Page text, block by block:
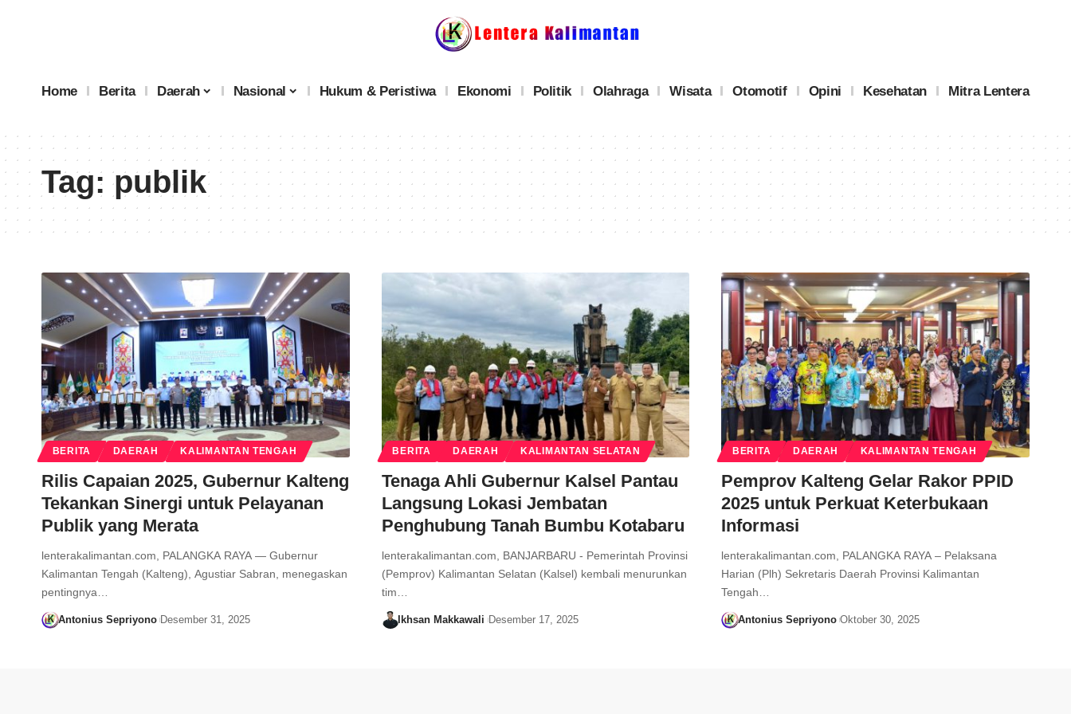
Home Berita Daerah Nasional Hukum & Peristiwa Ekonomi Politik Olahraga Wisata Otomotif Opini Kesehatan Mitra Lentera
Tag:publik
BERITA DAERAH KALIMANTAN TENGAH
Rilis Capaian 2025, Gubernur Kalteng
Tekankan Sinergi untuk Pelayanan
Publik yang Merata
lenterakalimantan.com, PALANGKA RAYA — Gubernur
Kalimantan Tengah (Kalteng), Agustiar Sabran, menegaskan
pentingnya…
Antonius Sepriyono Desember 31, 2025
BERITA DAERAH KALIMANTAN SELATAN
Tenaga Ahli Gubernur Kalsel Pantau
Langsung Lokasi Jembatan
Penghubung Tanah Bumbu Kotabaru
lenterakalimantan.com, BANJARBARU - Pemerintah Provinsi
(Pemprov) Kalimantan Selatan (Kalsel) kembali menurunkan
tim…
Ikhsan Makkawali Desember 17, 2025
BERITA DAERAH KALIMANTAN TENGAH
Pemprov Kalteng Gelar Rakor PPID
2025 untuk Perkuat Keterbukaan
Informasi
lenterakalimantan.com, PALANGKA RAYA – Pelaksana
Harian (Plh) Sekretaris Daerah Provinsi Kalimantan
Tengah…
Antonius Sepriyono Oktober 30, 2025